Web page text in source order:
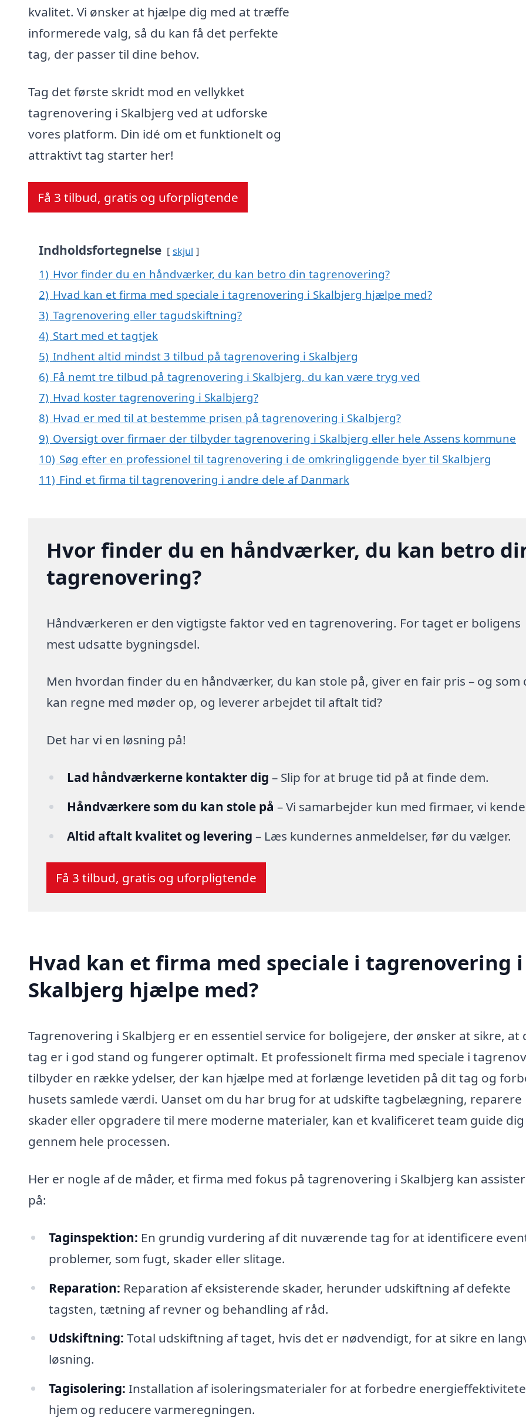
kvalitet. Vi ønsker at hjælpe dig med at træffe
informerede valg, så du kan få det perfekte
tag, der passer til dine behov.
Tag det første skridt mod en vellykket
tagrenovering i Skalbjerg ved at udforske
vores platform. Din idé om et funktionelt og
attraktivt tag starter her!
Få 3 tilbud, gratis og uforpligtende
Indholdsfortegnelse skjul
1) Hvor finder du en håndværker, du kan betro din tagrenovering?
2) Hvad kan et firma med speciale i tagrenovering i Skalbjerg hjælpe med?
3) Tagrenovering eller tagudskiftning?
4) Start med et tagtjek
5) Indhent altid mindst 3 tilbud på tagrenovering i Skalbjerg
6) Få nemt tre tilbud på tagrenovering i Skalbjerg, du kan være tryg ved
7) Hvad koster tagrenovering i Skalbjerg?
8) Hvad er med til at bestemme prisen på tagrenovering i Skalbjerg?
9) Oversigt over firmaer der tilbyder tagrenovering i Skalbjerg eller hele Assens kommune
10) Søg efter en professionel til tagrenovering i de omkringliggende byer til Skalbjerg
11) Find et firma til tagrenovering i andre dele af Danmark
Hvor finder du en håndværker, du kan betro
tagrenovering?
Håndværkeren er den vigtigste faktor ved en tagrenovering. For taget er boligens
mest udsatte bygningsdel.
Men hvordan finder du en håndværker, du kan stole på, giver en fair pris – og som
kan regne med møder op, og leverer arbejdet til aftalt tid?
Det har vi en løsning på!
Lad håndværkerne kontakter dig – Slip for at bruge tid på at finde dem.
Håndværkere som du kan stole på – Vi samarbejder kun med firmaer, vi
Altid aftalt kvalitet og levering – Læs kundernes anmeldelser, før du vælger.
Få 3 tilbud, gratis og uforpligtende
Hvad kan et firma med speciale i tagrenovering i
Skalbjerg hjælpe med?
Tagrenovering i Skalbjerg er en essentiel service for boligejere, der ønsker at sikre, at
tag er i god stand og fungerer optimalt. Et professionelt firma med speciale i
tilbyder en række ydelser, der kan hjælpe med at forlænge levetiden på dit tag og
husets samlede værdi. Uanset om du har brug for at udskifte tagbelægning, reparere
skader eller opgradere til mere moderne materialer, kan et kvalificeret team guide dig
gennem hele processen.
Her er nogle af de måder, et firma med fokus på tagrenovering i Skalbjerg kan
på:
Taginspektion: En grundig vurdering af dit nuværende tag for at identificere
problemer, som fugt, skader eller slitage.
Reparation: Reparation af eksisterende skader, herunder udskiftning af defekte
tagsten, tætning af revner og behandling af råd.
Udskiftning: Total udskiftning af taget, hvis det er nødvendigt, for at sikre en
løsning.
Tagisolering: Installation af isoleringsmaterialer for at forbedre
hjem og reducere varmeregningen.